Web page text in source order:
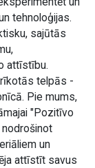
tehnoloģijas.
sajūtās
attīstību.
telpās -
Pie mums,
"Pozitīvo
nodrošinot
un
attīstīt savus